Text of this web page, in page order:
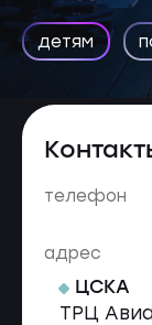
детям
телефон
адрес
ЦСКА
ТРЦ